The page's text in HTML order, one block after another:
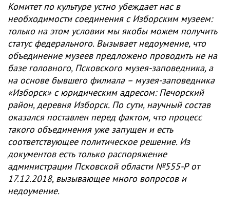
Комитет по культуре устно убеждает нас в
необходимости соединения с Изборским музеем:
только на этом условии мы якобы можем получить
статус федерального. Вызывает недоумение, что
объединение музеев предложено проводить не на
базе головного, Псковского музея-зaповедника, а
нa основе бывшего филиaла – музея-заповедника
«Изборск» с юридическим адресом: Печорский
район, деревня Изборск. По сути, научный состав
оказался поставлен перед фактом, что процесс
такого объединения уже запущен и есть
соответствующее политическое решение. Из
документов есть только распоряжение
администрации Псковской области №555-Р от
17.12.2018, вызывающее много вопросов и
недоумение.